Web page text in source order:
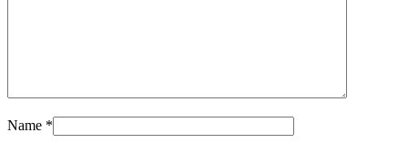
Name *